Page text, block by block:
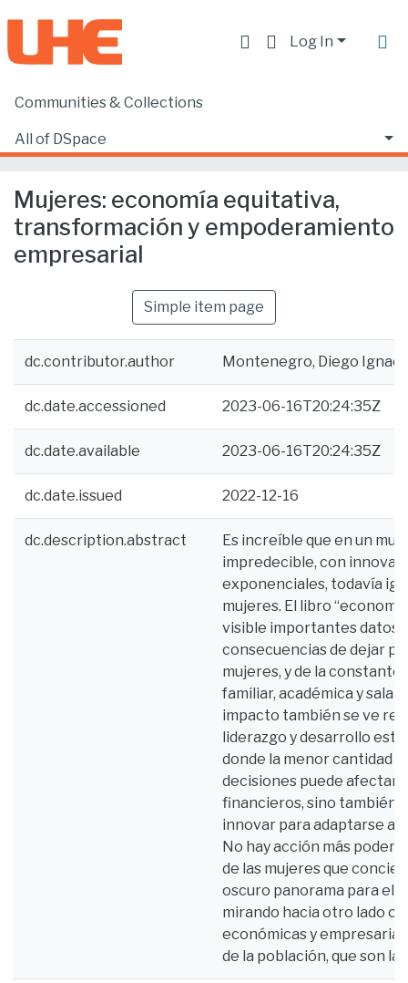
Log In
Communities & Collections
All of DSpace
Home
Mujeres: economía equitativa, transformación y empoderamiento empresarial
Mujeres: economía equitativa,
transformación y empoderamiento
empresarial
Simple item page
dc.contributor.author Montenegro, Diego
dc.date.accessioned 2023-06-16T20:24:35Z
dc.date.available 2023-06-16T20:24:35Z
dc.date.issued 2022-12-16
dc.description.abstract
Es increíble que en un
impredecible, con
exponenciales, todavía
mujeres. El libro
visible importantes datos
consecuencias de dejar
mujeres, y de la
familiar, académica y
impacto también se ve
liderazgo y desarrollo
donde la menor cantidad
decisiones puede afectar,
financieros, sino también
innovar para adaptarse a
No hay acción más
de las mujeres que
oscuro panorama para el
mirando hacia otro lado
económicas y
de la población, que son